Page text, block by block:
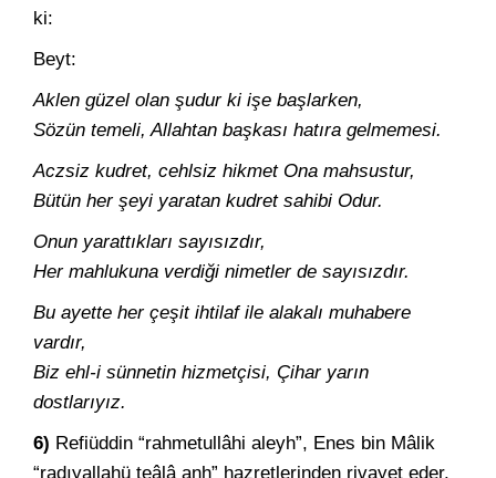
ki:
Beyt:
Aklen güzel olan şudur ki işe başlarken,
Sözün temeli, Allahtan başkası hatıra gelmemesi.
Aczsiz kudret, cehlsiz hikmet Ona mahsustur,
Bütün her şeyi yaratan kudret sahibi Odur.
Onun yarattıkları sayısızdır,
Her mahlukuna verdiği nimetler de sayısızdır.
Bu ayette her çeşit ihtilaf ile alakalı muhabere
vardır,
Biz ehl-i sünnetin hizmetçisi, Çihar yarın
dostlarıyız.
6) Refiüddin “rahmetullâhi aleyh”, Enes bin Mâlik
“radıyallahü teâlâ anh” hazretlerinden rivayet eder.